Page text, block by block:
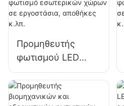
και φωτισμό
εργοταξίων
Προμηθευτής
φωτισμού LED
KML-HB30 100W
για φωτισμό
εσωτερικών